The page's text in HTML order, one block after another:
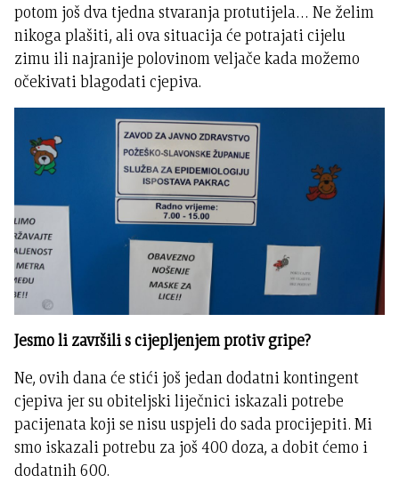
potom još dva tjedna stvaranja protutijela… Ne želim
nikoga plašiti, ali ova situacija će potrajati cijelu
zimu ili najranije polovinom veljače kada možemo
očekivati blagodati cjepiva.
Jesmo li završili s cijepljenjem protiv gripe?
Ne, ovih dana će stići još jedan dodatni kontingent
cjepiva jer su obiteljski liječnici iskazali potrebe
pacijenata koji se nisu uspjeli do sada procijepiti. Mi
smo iskazali potrebu za još 400 doza, a dobit ćemo i
dodatnih 600.